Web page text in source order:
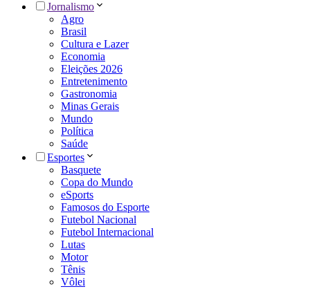
Jornalismo
Agro
Brasil
Cultura e Lazer
Economia
Eleições 2026
Entretenimento
Gastronomia
Minas Gerais
Mundo
Política
Saúde
Esportes
Basquete
Copa do Mundo
eSports
Famosos do Esporte
Futebol Nacional
Futebol Internacional
Lutas
Motor
Tênis
Vôlei